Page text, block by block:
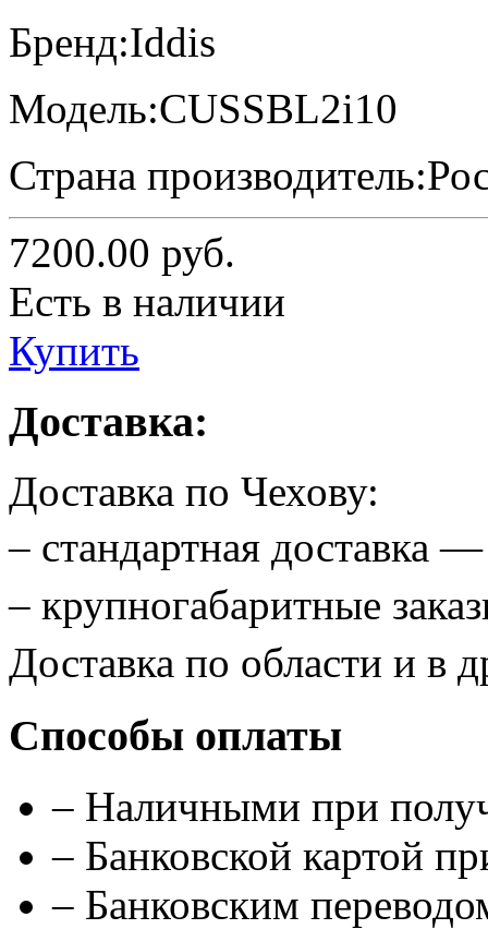
Бренд:Iddis
Модель:CUSSBL2i10
Страна производитель:
7200.00 руб.
Есть в наличии
Купить
Доставка:
Доставка по Чехову:
– стандартная доставка
– крупногабаритные
Доставка по области и в
Способы оплаты
– Наличными при
– Банковской картой
– Банковским